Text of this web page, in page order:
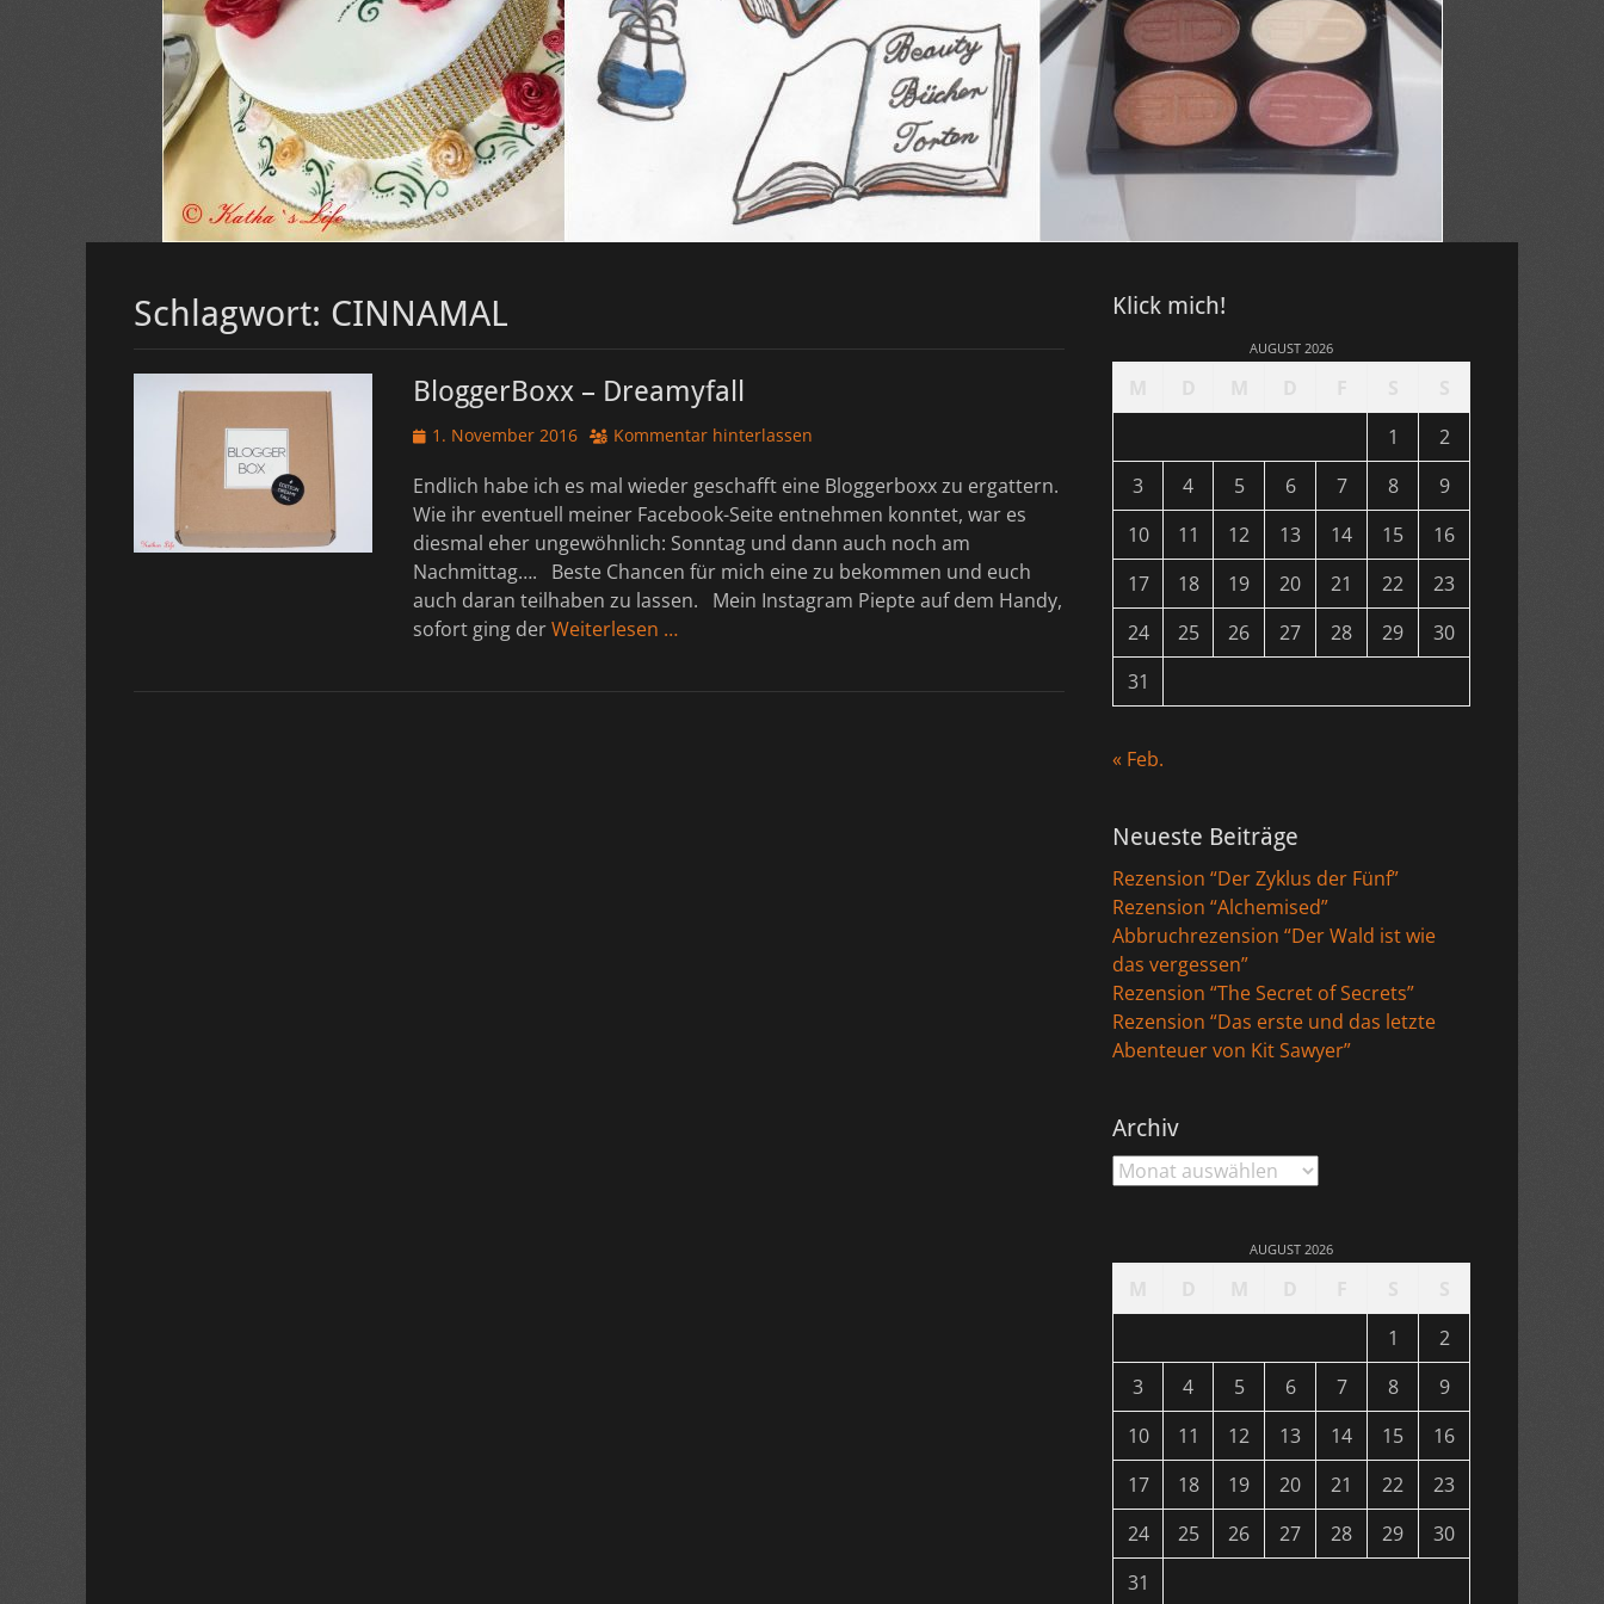
Schlagwort: CINNAMAL
BloggerBoxx – Dreamyfall
Veröffentlicht
1. November 2016 Kommentar hinterlassen
Endlich habe ich es mal wieder geschafft eine Bloggerboxx zu ergattern.
Wie ihr eventuell meiner Facebook-Seite entnehmen konntet, war es
diesmal eher ungewöhnlich: Sonntag und dann auch noch am
Nachmittag…. Beste Chancen für mich eine zu bekommen und euch
auch daran teilhaben zu lassen. Mein Instagram Piepte auf dem Handy,
sofort ging derWeiterlesen …
Klick mich!
AUGUST 2026
1
2
3
4 5 6 7 8
9
10
11 12 13 14 15
16
17
18 19 20 21 22
23
24
25 26 27 28 29
30
31
« Feb.
Neueste Beiträge
Rezension “Der Zyklus der Fünf”
Rezension “Alchemised”
Abbruchrezension “Der Wald ist wie
das vergessen”
Rezension “The Secret of Secrets”
Rezension “Das erste und das letzte
Abenteuer von Kit Sawyer”
Archiv
Archiv
AUGUST 2026
1
2
3
4 5 6 7 8
9
10
11 12 13 14 15
16
17
18 19 20 21 22
23
24
25 26 27 28 29
30
31